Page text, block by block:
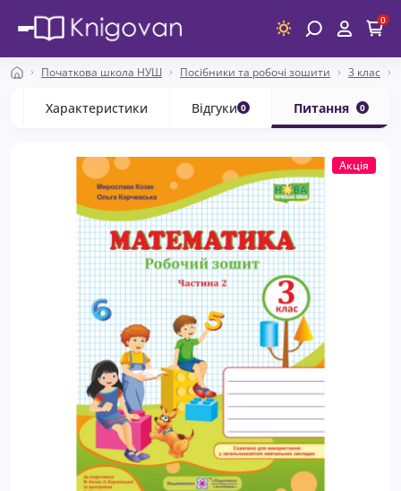
0
Початкова школа НУШ Посібники та робочі зошити 3 клас
Характеристики Відгуки 0 Питання 0
Акція